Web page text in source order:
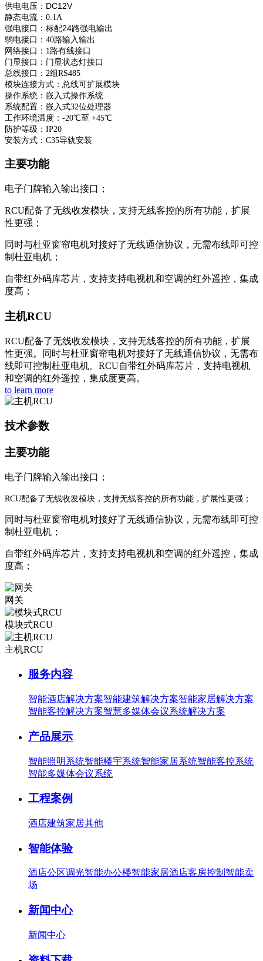
供电电压 ： DC12V
静态电流： 0.1A
强电接口： 标配24路强电输出
弱电接口：40路输入输出
网络接口：1路有线接口
门显接口：门显状态灯接口
总线接口：2组RS485
模块连接方式：总线可扩展模块
操作系统：嵌入式操作系统
系统配置：嵌入式32位处理器
工作环境温度：-20℃至 +45℃
防护等级：IP20
安装方式：C35导轨安装
主要功能
电子门牌输入输出接口；
RCU配备了无线收发模块，支持无线客控的所有功能，扩展
性更强；
同时与杜亚窗帘电机对接好了无线通信协议，无需布线即可控
制杜亚电机；
自带红外码库芯片，支持支持电视机和空调的红外遥控，集成
度高；
主机RCU
RCU配备了无线收发模块，支持无线客控的所有功能，扩展
性更强。同时与杜亚窗帘电机对接好了无线通信协议，无需布
线即可控制杜亚电机。RCU自带红外码库芯片，支持电视机
和空调的红外遥控，集成度更高。
to learn more
技术参数
主要功能
电子门牌输入输出接口；
RCU配备了无线收发模块，支持无线客控的所有功能，扩展性更强；
同时与杜亚窗帘电机对接好了无线通信协议，无需布线即可控
制杜亚电机；
自带红外码库芯片，支持支持电视机和空调的红外遥控，集成
度高；
网关
模块式RCU
主机RCU
服务内容
智能酒店解决方案智能建筑解决方案智能家居解决方案
智能客控解决方案智慧多媒体会议系统解决方案
产品展示
智能照明系统智能楼宇系统智能家居系统智能客控系统
智能多媒体会议系统
工程案例
酒店建筑家居其他
智能体验
酒店公区调光智能办公楼智能家居酒店客房控制 智能卖
场
新闻中心
新闻中心